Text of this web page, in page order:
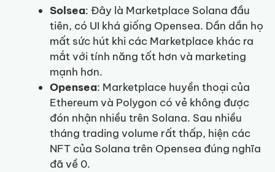
Solsea: Đây là Marketplace Solana đầu
tiên, có UI khá giống Opensea. Dần dần họ
mất sức hút khi các Marketplace khác ra
mắt với tính năng tốt hơn và marketing
mạnh hơn.
Opensea: Marketplace huyền thoại của
Ethereum và Polygon có vẻ không được
đón nhận nhiều trên Solana. Sau nhiều
tháng trading volume rất thấp, hiện các
NFT của Solana trên Opensea đúng nghĩa
đã về 0.